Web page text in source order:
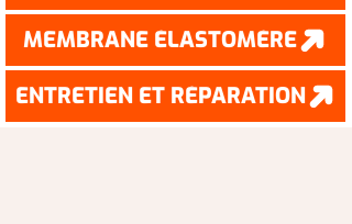
MEMBRANE ÉLASTOMÈRE
ENTRETIEN ET RÉPARATION